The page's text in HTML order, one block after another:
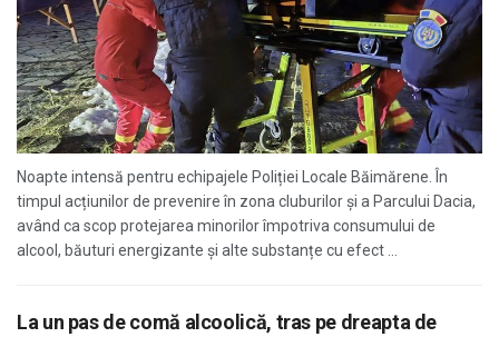
Noapte intensă pentru echipajele Poliției Locale Băimărene. În
timpul acțiunilor de prevenire în zona cluburilor și a Parcului Dacia,
având ca scop protejarea minorilor împotriva consumului de
alcool, băuturi energizante și alte substanțe cu efect ...
La un pas de comă alcoolică, tras pe dreapta de